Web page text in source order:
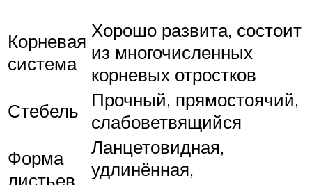
Корневая
система
Хорошо развита, состоит
из многочисленных
корневых отростков
Стебель
Прочный, прямостоячий,
слабоветвящийся
Форма
листьев
Ланцетовидная,
удлинённая,